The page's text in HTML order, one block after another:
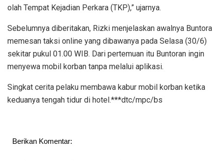
olah Tempat Kejadian Perkara (TKP),” ujarnya.
Sebelumnya diberitakan, Rizki menjelaskan awalnya Buntora
memesan taksi online yang dibawanya pada Selasa (30/6)
sekitar pukul 01.00 WIB. Dari pertemuan itu Buntoran ingin
menyewa mobil korban tanpa melalui aplikasi.
Singkat cerita pelaku membawa kabur mobil korban ketika
keduanya tengah tidur di hotel.***dtc/mpc/bs
Berikan Komentar: